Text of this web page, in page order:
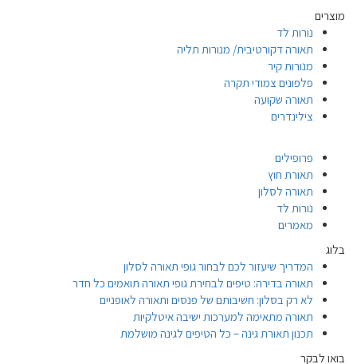
מוצרים
נורות לד
תאורה דקורטיבית/ מנורות תליה
מנורות קיר
פלפונים צמודי תקרה
תאורה שקועה
צילינדרים
פרופילים
תאורת חוץ
תאורה לסלון
נורות לד
מאמרים
בלוג
המדריך שיעזור לכם לבחור גופי תאורה לסלון
תאורה בדירה: טיפים לבחירת גופי תאורה תואמים כל חדר
לא רק בסלון: חשיבותם של פנסים ותאורה לאופניים
תאורה מתאימה למערכות ישיבה איטלקיות
תכנון תאורת גינה – כל הטיפים לגינה מושלמת
בואו לבקר